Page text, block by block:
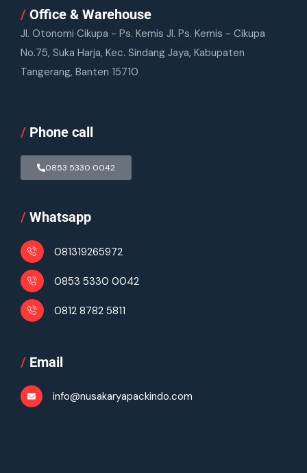
/ Office & Warehouse
Jl. Otonomi Cikupa - Ps. Kemis Jl. Ps. Kemis - Cikupa
No.75, Suka Harja, Kec. Sindang Jaya, Kabupaten
Tangerang, Banten 15710
/ Phone call
0853 5330 0042
/ Whatsapp
081319265972
0853 5330 0042
0812 8782 5811
/ Email
info@nusakaryapackindo.com